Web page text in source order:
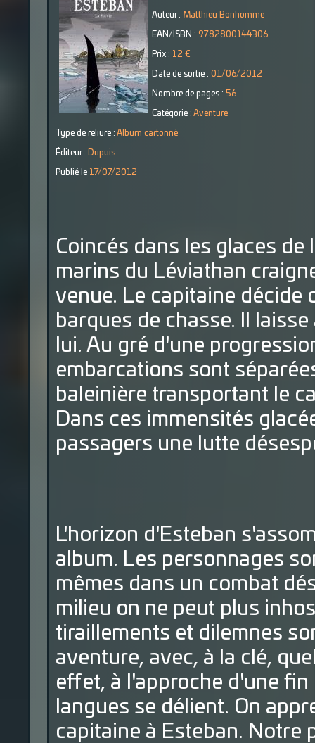
Auteur : Matthieu Bonhomme
EAN/ISBN : 9782800144306
Prix : 12 €
Date de sortie : 01/06/2012
Nombre de pages : 56
Catégorie : Aventure
Type de reliure : Album cartonné
Éditeur : Dupuis
Publié le 17/07/2012
Coincés dans les glaces
marins du Léviathan
venue. Le capitaine décide
barques de chasse. Il
lui. Au gré d'une
embarcations sont
baleinière transportant le
Dans ces immensités
passagers une lutte
L'horizon d'Esteban
album. Les personnages
mêmes dans un combat
milieu on ne peut plus
tiraillements et dilemnes
aventure, avec, à la clé,
effet, à l'approche d'une
langues se délient. On
capitaine à Esteban. Notre